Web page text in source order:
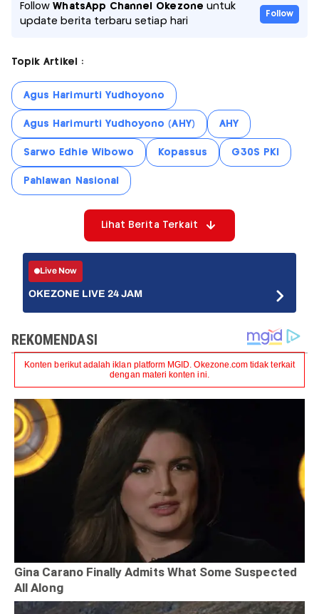
FollowWhatsApp Channel Okezone untuk
update berita terbaru setiap hari
Follow
Topik Artikel :
Agus Harimurti Yudhoyono
Agus Harimurti Yudhoyono (AHY) AHY
Sarwo Edhie Wibowo Kopassus G30S PKI
Pahlawan Nasional
Lihat Berita Terkait
Live Now
OKEZONE LIVE 24 JAM